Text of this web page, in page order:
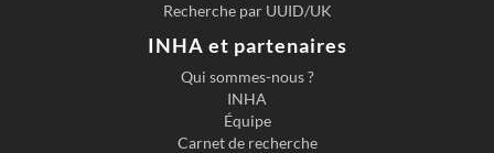
Recherche par UUID/UK
INHA et partenaires
Qui sommes-nous ?
INHA
Équipe
Carnet de recherche